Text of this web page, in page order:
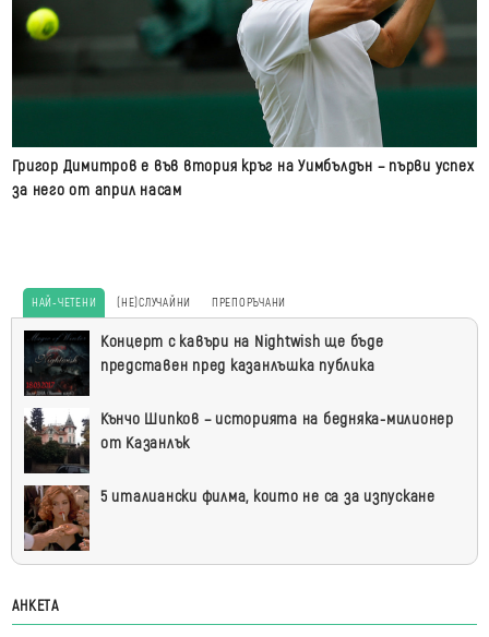
Григор Димитров е във втория кръг на Уимбълдън – първи успех
за него от април насам
НАЙ-ЧЕТЕНИ (НЕ)СЛУЧАЙНИ ПРЕПОРЪЧАНИ
Най-
четени
Концерт с кавъри на Nightwish ще бъде
представен пред казанлъшка публика
Кънчо Шипков – историята на бедняка-милионер
от Казанлък
5 италиански филма, които не са за изпускане
АНКЕТА